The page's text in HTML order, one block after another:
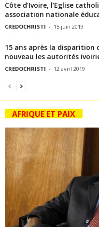
Côte d’Ivoire, l’Eglise
association nationale
CREDOCHRISTI - 15 juin 2019
15 ans après la disparition
nouveau les autorités
CREDOCHRISTI - 12 avril 2019
AFRIQUE ET PAIX